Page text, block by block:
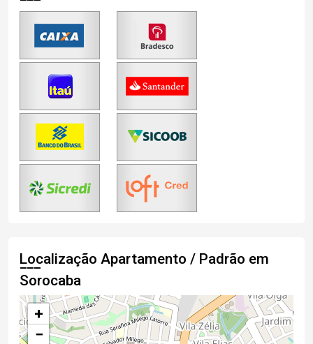
Localização Apartamento / Padrão em
Sorocaba
+
−